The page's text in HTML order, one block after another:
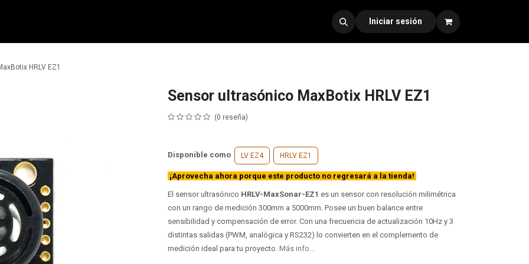
Iniciar sesión
HRLV EZ1
Sensor ultrasónico MaxBotix HRLV EZ1
(0 reseña)
Disponible como LV EZ4 HRLV EZ1
¡Aprovecha ahora porque este producto no regresará a la tienda!
El sensor ultrasónico HRLV-MaxSonar-EZ1 es un sensor con resolución milimétrica
con un rango de medición 300mm a 5000mm. Posee un buen balance entre
sensibilidad y compensación de error. Con una frecuencia de actualización 10Hz y 3
distintas salidas (PWM, analógica y RS232) lo convierten en el complemento de
medición ideal para tu proyecto. Más info...